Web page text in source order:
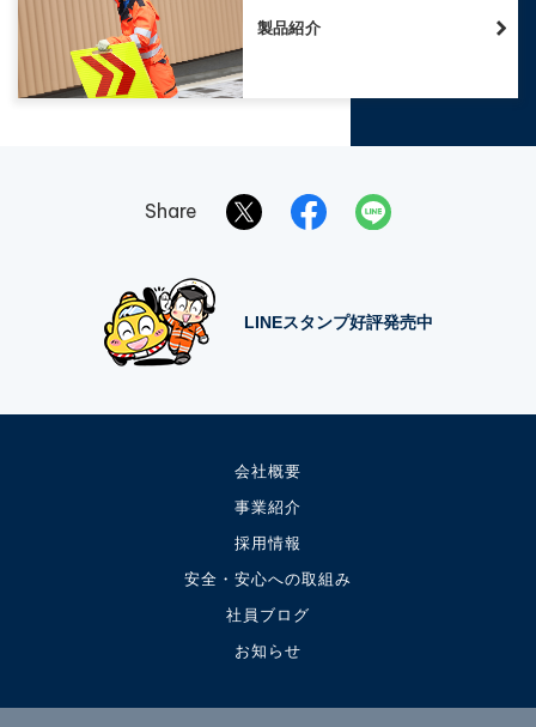
製品紹介
Share
LINEスタンプ好評発売中
会社概要
事業紹介
採用情報
安全・安心への取組み
社員ブログ
お知らせ